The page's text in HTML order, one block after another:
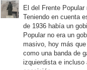
El del Frente
Teniendo en cuenta
de 1936 había un
Popular no era un
masivo, hoy más
como una banda de
izquierdista e incluso